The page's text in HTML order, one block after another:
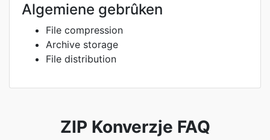
Algemiene gebrûken
File compression
Archive storage
File distribution
ZIP Konverzje FAQ